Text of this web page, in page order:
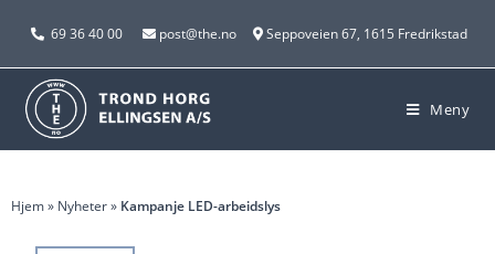
69 36 40 00 post@the.no Seppoveien 67, 1615 Fredrikstad
Meny
Hjem» Nyheter» Kampanje LED-arbeidslys